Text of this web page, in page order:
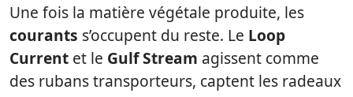
Une fois la matière végétale produite, les
courants s’occupent du reste. Le Loop
Current et le Gulf Stream agissent comme
des rubans transporteurs, captent les radeaux